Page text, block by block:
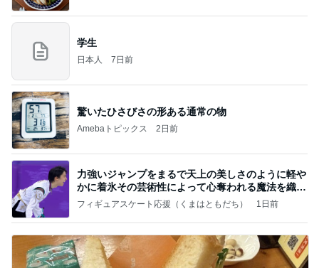
学生
日本人 7日前
驚いたひさびさの形ある通常の物
Amebaトピックス 2日前
力強いジャンプをまるで天上の美しさのように軽や
かに着氷その芸術性によって心奪われる魔法を織り
なす
フィギュアスケート応援（くまはともだち） 1日前